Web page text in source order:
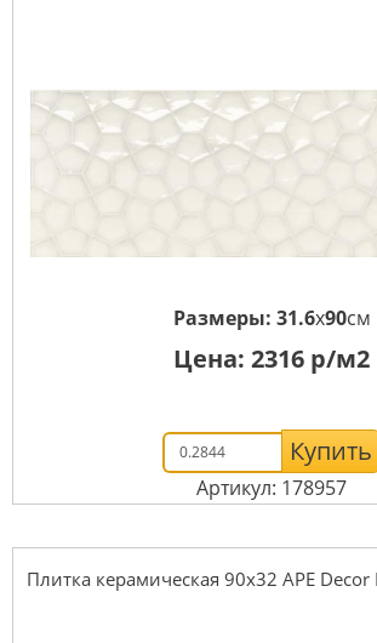
Размеры: 31.6x90см
Цена: 2316 р/м2
Купить
Артикул: 178957
Плитка керамическая 90x32 APE